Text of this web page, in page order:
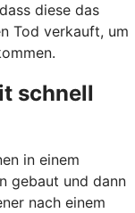
diese das
Tod verkauft, um
schnell
in einem
gebaut und dann
nach einem